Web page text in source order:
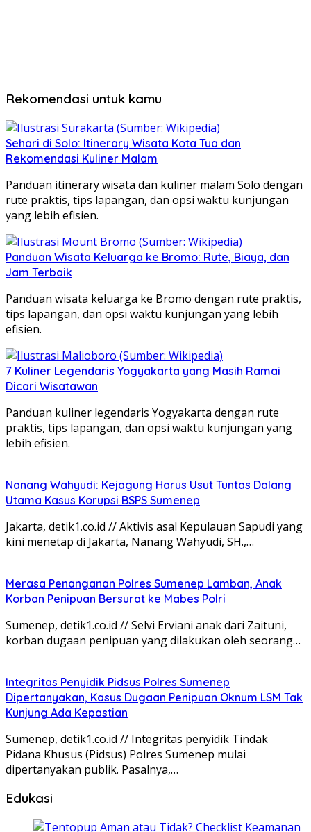
Rekomendasi untuk kamu
Sehari di Solo: Itinerary Wisata Kota Tua dan
Rekomendasi Kuliner Malam
Panduan itinerary wisata dan kuliner malam Solo dengan
rute praktis, tips lapangan, dan opsi waktu kunjungan
yang lebih efisien.
Panduan Wisata Keluarga ke Bromo: Rute, Biaya, dan
Jam Terbaik
Panduan wisata keluarga ke Bromo dengan rute praktis,
tips lapangan, dan opsi waktu kunjungan yang lebih
efisien.
7 Kuliner Legendaris Yogyakarta yang Masih Ramai
Dicari Wisatawan
Panduan kuliner legendaris Yogyakarta dengan rute
praktis, tips lapangan, dan opsi waktu kunjungan yang
lebih efisien.
Nanang Wahyudi: Kejagung Harus Usut Tuntas Dalang
Utama Kasus Korupsi BSPS Sumenep
Jakarta, detik1.co.id // Aktivis asal Kepulauan Sapudi yang
kini menetap di Jakarta, Nanang Wahyudi, SH.,…
Merasa Penanganan Polres Sumenep Lamban, Anak
Korban Penipuan Bersurat ke Mabes Polri
Sumenep, detik1.co.id // Selvi Erviani anak dari Zaituni,
korban dugaan penipuan yang dilakukan oleh seorang…
Integritas Penyidik Pidsus Polres Sumenep
Dipertanyakan, Kasus Dugaan Penipuan Oknum LSM Tak
Kunjung Ada Kepastian
Sumenep, detik1.co.id // Integritas penyidik Tindak
Pidana Khusus (Pidsus) Polres Sumenep mulai
dipertanyakan publik. Pasalnya,…
Edukasi